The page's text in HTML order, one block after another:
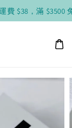
費 $38，滿 $3500